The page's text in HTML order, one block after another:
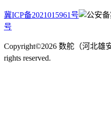
冀ICP备2021015961号
号
Copyright©2026 数舵（河北雄
rights reserved.